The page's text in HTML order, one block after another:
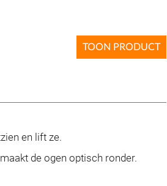
TOON PRODUCT
en lift ze.
de ogen optisch ronder.